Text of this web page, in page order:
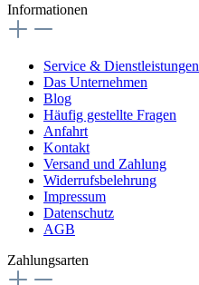
Informationen
Service & Dienstleistungen
Das Unternehmen
Blog
Häufig gestellte Fragen
Anfahrt
Kontakt
Versand und Zahlung
Widerrufsbelehrung
Impressum
Datenschutz
AGB
Zahlungsarten